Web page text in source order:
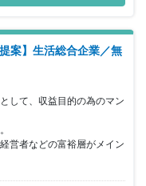
戦していける会社であり
関して学ぶ事も可能で
活かすか」企画し、自ら
案】生活総合企業／無
して、収益目的の為のマン
営者などの富裕層がメイン